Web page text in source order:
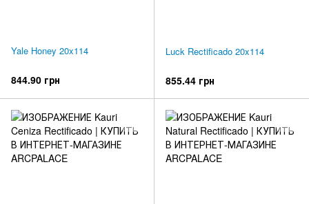
Yale Honey 20x114
844.90 грн
Luck Rectificado 20x114
855.44 грн